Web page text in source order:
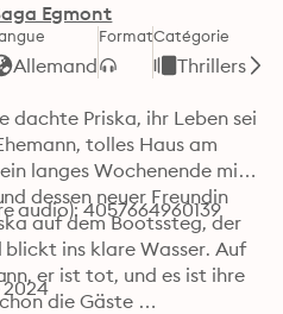
Egmont
Allemand
FormatCatégorie
Thrillers
dachte Priska, ihr Leben sei
tolles Haus am
langes Wochenende mit
dessen neuer Freundin
auf dem Bootssteg, der
ins klare Wasser. Auf
er ist tot, und es ist ihre
die Gäste …
audio): 4057664960139
2024